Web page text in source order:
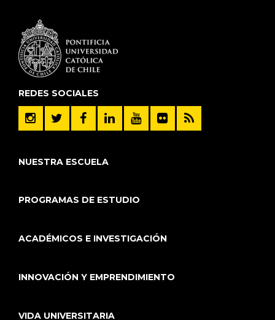
REDES SOCIALES
NUESTRA ESCUELA
PROGRAMAS DE ESTUDIO
ACADÉMICOS E INVESTIGACIÓN
INNOVACIÓN Y EMPRENDIMIENTO
VIDA UNIVERSITARIA